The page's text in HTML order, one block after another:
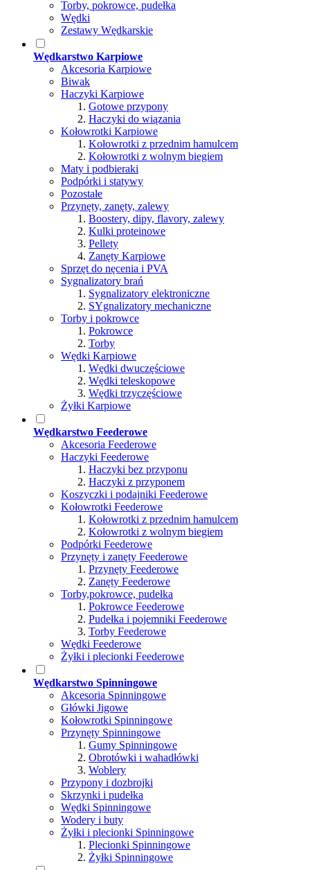
Torby, pokrowce, pudełka
Wędki
Zestawy Wędkarskie
Wędkarstwo Karpiowe
Akcesoria Karpiowe
Biwak
Haczyki Karpiowe
Gotowe przypony
Haczyki do wiązania
Kołowrotki Karpiowe
Kołowrotki z przednim hamulcem
Kołowrotki z wolnym biegiem
Maty i podbieraki
Podpórki i statywy
Pozostałe
Przynęty, zanęty, zalewy
Boostery, dipy, flavory, zalewy
Kulki proteinowe
Pellety
Zanęty Karpiowe
Sprzęt do nęcenia i PVA
Sygnalizatory brań
Sygnalizatory elektroniczne
SYgnalizatory mechaniczne
Torby i pokrowce
Pokrowce
Torby
Wędki Karpiowe
Wędki dwuczęściowe
Wędki teleskopowe
Wędki trzyczęściowe
Żyłki Karpiowe
Wędkarstwo Feederowe
Akcesoria Feederowe
Haczyki Feederowe
Haczyki bez przyponu
Haczyki z przyponem
Koszyczki i podajniki Feederowe
Kołowrotki Feederowe
Kołowrotki z przednim hamulcem
Kołowrotki z wolnym biegiem
Podpórki Feederowe
Przynęty i zanęty Feederowe
Przynęty Feederowe
Zanęty Feederowe
Torby,pokrowce, pudełka
Pokrowce Feederowe
Pudełka i pojemniki Feederowe
Torby Feederowe
Wędki Feederowe
Żyłki i plecionki Feederowe
Wędkarstwo Spinningowe
Akcesoria Spinningowe
Główki Jigowe
Kołowrotki Spinningowe
Przynęty Spinningowe
Gumy Spinningowe
Obrotówki i wahadłówki
Woblery
Przypony i dozbrojki
Skrzynki i pudełka
Wędki Spinningowe
Wodery i buty
Żyłki i plecionki Spinningowe
Plecionki Spinningowe
Żyłki Spinningowe